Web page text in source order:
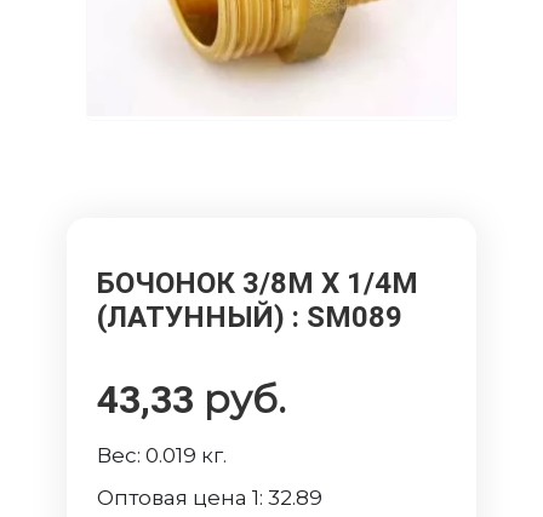
БОЧОНОК 3/8M Х 1/4M
(ЛАТУННЫЙ) : SM089
43,33 руб.
Вес:0.019 кг.
Оптовая цена 1:32.89